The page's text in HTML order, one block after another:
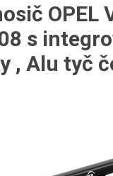
OPEL
s
, Alu tyč